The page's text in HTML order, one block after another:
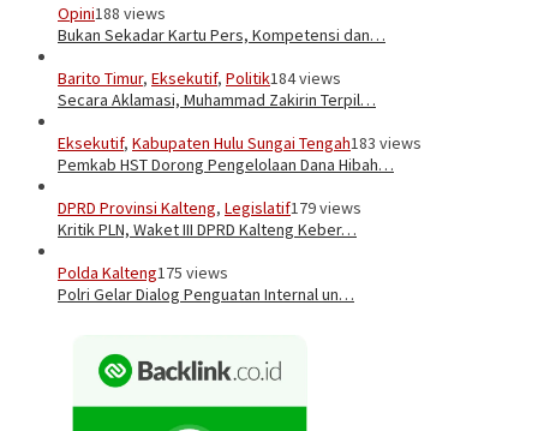
Opini188 views
Bukan Sekadar Kartu Pers, Kompetensi dan…
Barito Timur, Eksekutif, Politik184 views
Secara Aklamasi, Muhammad Zakirin Terpil…
Eksekutif, Kabupaten Hulu Sungai Tengah183 views
Pemkab HST Dorong Pengelolaan Dana Hibah…
DPRD Provinsi Kalteng, Legislatif179 views
Kritik PLN, Waket III DPRD Kalteng Keber…
Polda Kalteng175 views
Polri Gelar Dialog Penguatan Internal un…